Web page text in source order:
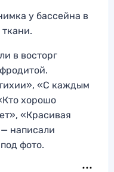
у бассейна в
в восторг
«С каждым
хорошо
«Красивая
написали
фото.